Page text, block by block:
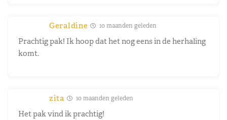
Geraldine 10 maanden geleden
Prachtig pak! Ik hoop dat het nog eens in de herhaling
komt.
zita 10 maanden geleden
Het pak vind ik prachtig!